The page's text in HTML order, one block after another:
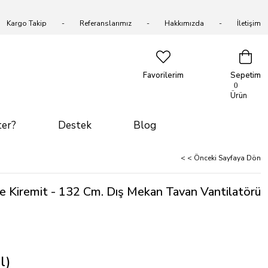
Kargo Takip Referanslarımız Hakkımızda İletişim
Sepetim
0
Ürün
Favorilerim
Destek Blog
< < Önceki Sayfaya Dön
- 132 Cm. Dış Mekan Tavan Vantilatörü